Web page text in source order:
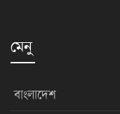
মেনু
বাংলাদেশ